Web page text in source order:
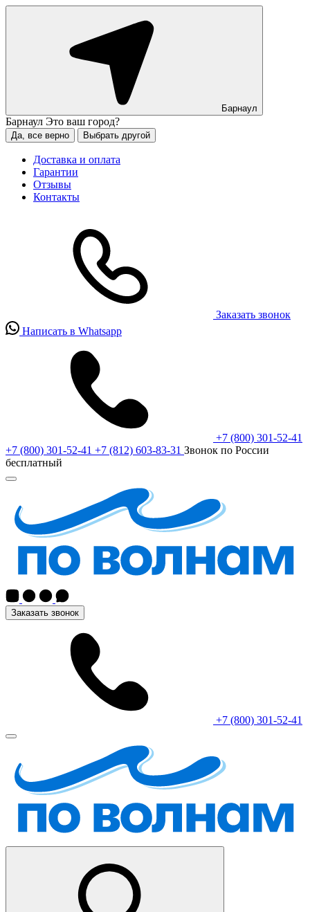
Барнаул
Барнаул Это ваш город?
Да, все верно Выбрать другой
Доставка и оплата
Гарантии
Отзывы
Контакты
Заказать звонок
Написать в Whatsapp
+7 (800) 301-52-41
+7 (800) 301-52-41 +7 (812) 603-83-31 Звонок по России
бесплатный
Заказать звонок
+7 (800) 301-52-41